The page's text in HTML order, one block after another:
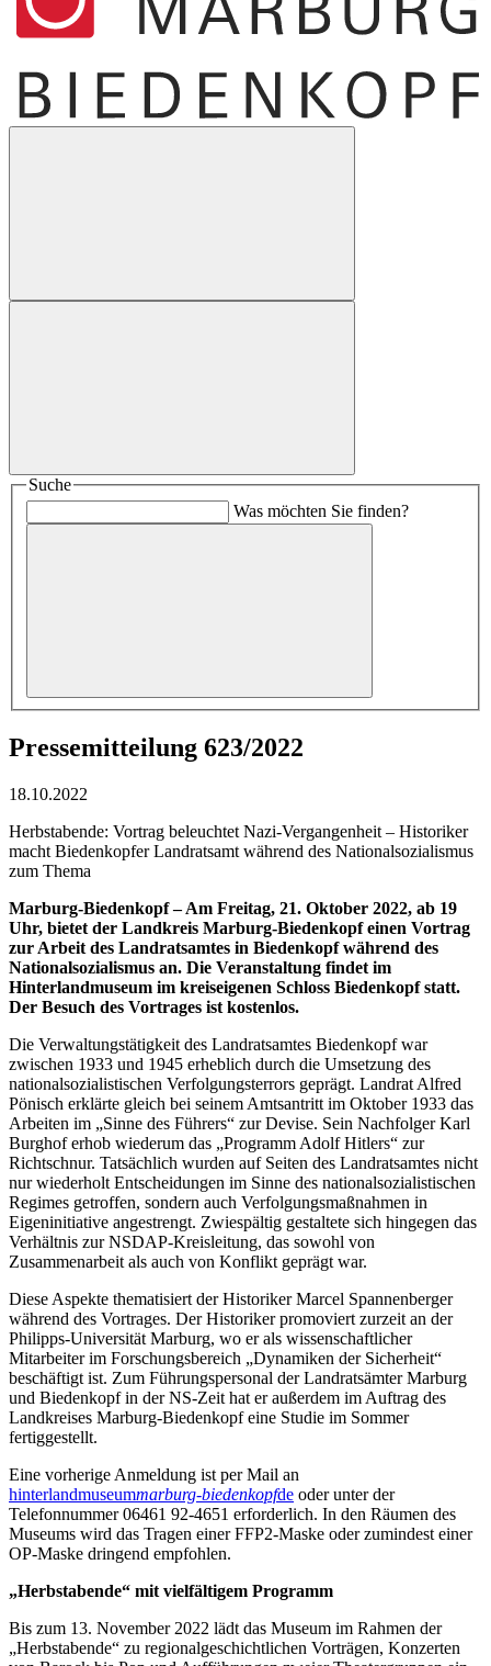
Suche
Was möchten Sie finden?
Pressemitteilung 623/2022
18.10.2022
Herbstabende: Vortrag beleuchtet Nazi-Vergangenheit – Historiker
macht Biedenkopfer Landratsamt während des Nationalsozialismus
zum Thema
Marburg-Biedenkopf – Am Freitag, 21. Oktober 2022, ab 19
Uhr, bietet der Landkreis Marburg-Biedenkopf einen Vortrag
zur Arbeit des Landratsamtes in Biedenkopf während des
Nationalsozialismus an. Die Veranstaltung findet im
Hinterlandmuseum im kreiseigenen Schloss Biedenkopf statt.
Der Besuch des Vortrages ist kostenlos.
Die Verwaltungstätigkeit des Landratsamtes Biedenkopf war
zwischen 1933 und 1945 erheblich durch die Umsetzung des
nationalsozialistischen Verfolgungsterrors geprägt. Landrat Alfred
Pönisch erklärte gleich bei seinem Amtsantritt im Oktober 1933 das
Arbeiten im „Sinne des Führers“ zur Devise. Sein Nachfolger Karl
Burghof erhob wiederum das „Programm Adolf Hitlers“ zur
Richtschnur. Tatsächlich wurden auf Seiten des Landratsamtes nicht
nur wiederholt Entscheidungen im Sinne des nationalsozialistischen
Regimes getroffen, sondern auch Verfolgungsmaßnahmen in
Eigeninitiative angestrengt. Zwiespältig gestaltete sich hingegen das
Verhältnis zur NSDAP-Kreisleitung, das sowohl von
Zusammenarbeit als auch von Konflikt geprägt war.
Diese Aspekte thematisiert der Historiker Marcel Spannenberger
während des Vortrages. Der Historiker promoviert zurzeit an der
Philipps-Universität Marburg, wo er als wissenschaftlicher
Mitarbeiter im Forschungsbereich „Dynamiken der Sicherheit“
beschäftigt ist. Zum Führungspersonal der Landratsämter Marburg
und Biedenkopf in der NS-Zeit hat er außerdem im Auftrag des
Landkreises Marburg-Biedenkopf eine Studie im Sommer
fertiggestellt.
Eine vorherige Anmeldung ist per Mail an
hinterlandmuseummarburg-biedenkopfde oder unter der
Telefonnummer 06461 92-4651 erforderlich. In den Räumen des
Museums wird das Tragen einer FFP2-Maske oder zumindest einer
OP-Maske dringend empfohlen.
„Herbstabende“ mit vielfältigem Programm
Bis zum 13. November 2022 lädt das Museum im Rahmen der
„Herbstabende“ zu regionalgeschichtlichen Vorträgen, Konzerten